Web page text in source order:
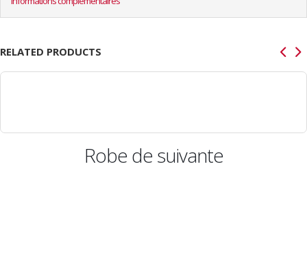
RELATED PRODUCTS
Robe de suivante